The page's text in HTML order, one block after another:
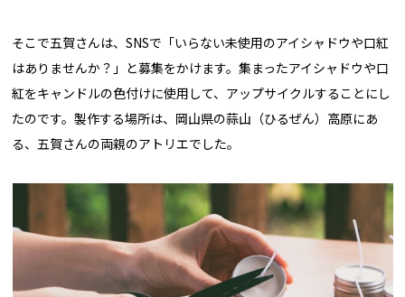
そこで五賀さんは、SNSで「いらない未使用のアイシャドウや口紅
はありませんか？」と募集をかけます。集まったアイシャドウや口
紅をキャンドルの色付けに使用して、アップサイクルすることにし
たのです。製作する場所は、岡山県の蒜山（ひるぜん）高原にあ
る、五賀さんの両親のアトリエでした。